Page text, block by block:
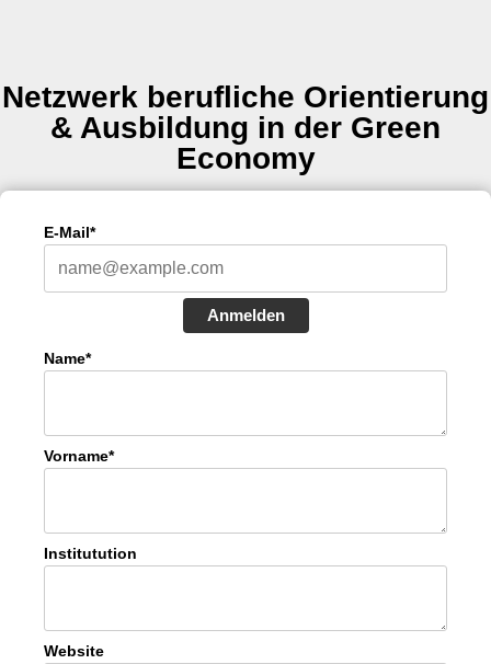
Netzwerk berufliche Orientierung
& Ausbildung in der Green
Economy
E-Mail*
Anmelden
Name*
Vorname*
Institutution
Website